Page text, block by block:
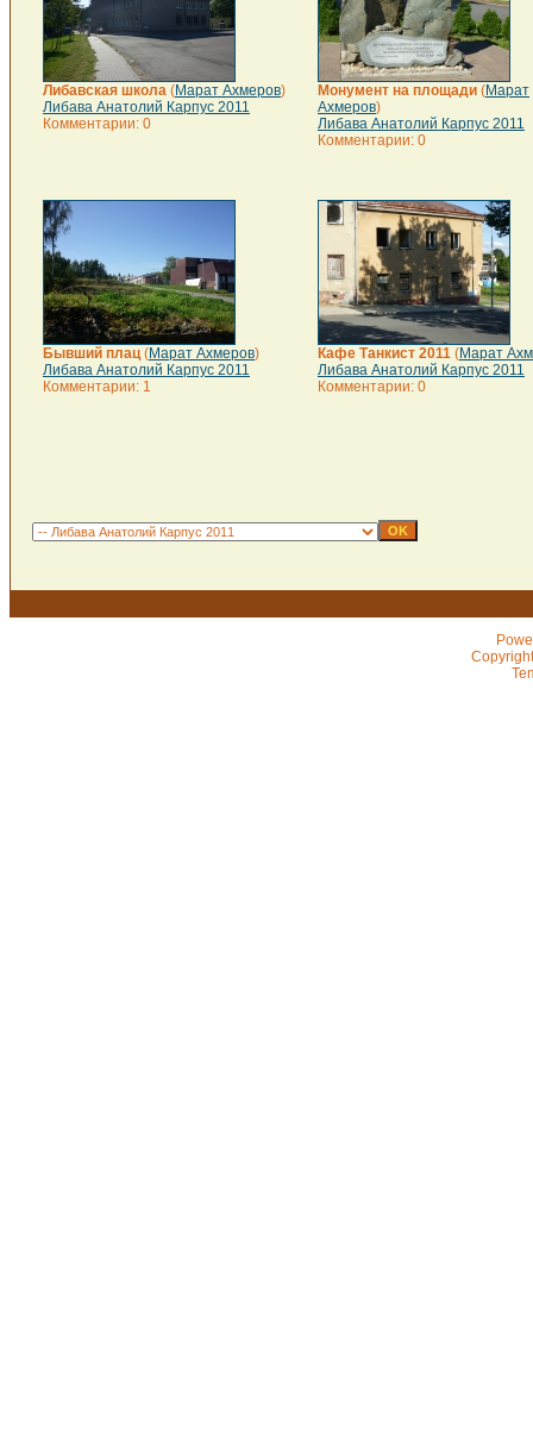
Либавская школа (Марат Ахмеров)
Либава Анатолий Карпус 2011
Комментарии: 0
Монумент на площади (Марат
Ахмеров)
Либава Анатолий Карпус 2011
Комментарии: 0
Бывший плац(Марат Ахмеров)
Либава Анатолий Карпус 2011
Комментарии: 1
Кафе Танкист 2011 (Марат
Либава Анатолий Карпус 2011
Комментарии: 0